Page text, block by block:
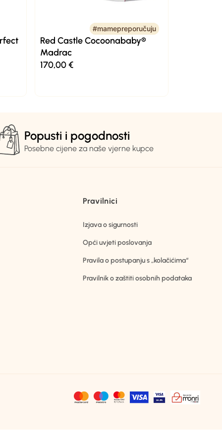
#mamepreporučuju
#mamepreporučuju
Red Castle Cocoonababy®
Madrac
170,00€
Popusti i pogodnosti
Posebne cijene za naše vjerne kupce
Pravilnici
Izjava o sigurnosti
Opći uvjeti poslovanja
Pravila o postupanju s „kolačićima“
Pravilnik o zaštiti osobnih podataka